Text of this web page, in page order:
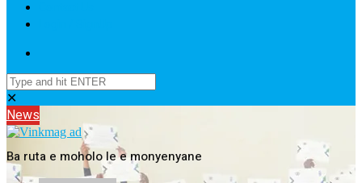
✕
News
Ba ruta e moholo le e monyenyane